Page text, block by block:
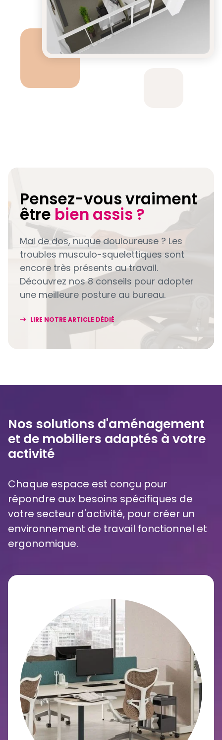
Pensez-vous vraiment
être bien assis ?
Mal de dos, nuque douloureuse ? Les
troubles musculo-squelettiques sont
encore très présents au travail.
Découvrez nos 8 conseils pour adopter
une meilleure posture au bureau.
LIRE NOTRE ARTICLE DÉDIÉ
Nos solutions d'aménagement
et de mobiliers adaptés à votre
activité
Chaque espace est conçu pour
répondre aux besoins spécifiques de
votre secteur d'activité, pour créer un
environnement de travail fonctionnel et
ergonomique.